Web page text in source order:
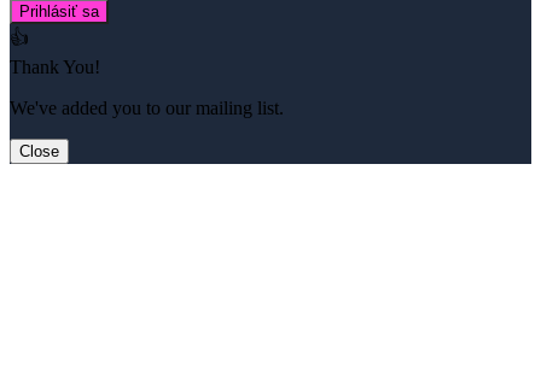
Prihlásiť sa
👍
Thank You!
We've added you to our mailing list.
Close